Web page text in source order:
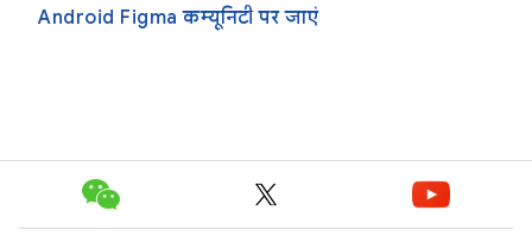
Android Figma कम्यूनिटी पर जाएं